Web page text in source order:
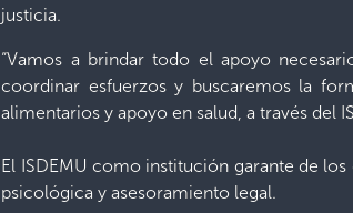
justicia.
“Vamos a brindar todo el apoyo
coordinar esfuerzos y buscaremos la
alimentarios y apoyo en salud, a través del
El ISDEMU como institución garante de
psicológica y asesoramiento legal.